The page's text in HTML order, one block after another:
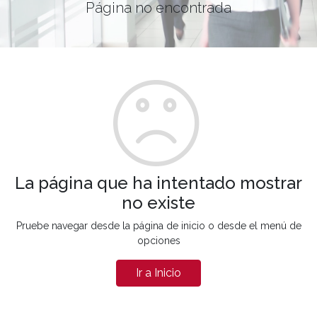
Página no encontrada
La página que ha intentado mostrar
no existe
Pruebe navegar desde la página de inicio o desde el menú de
opciones
Ir a Inicio